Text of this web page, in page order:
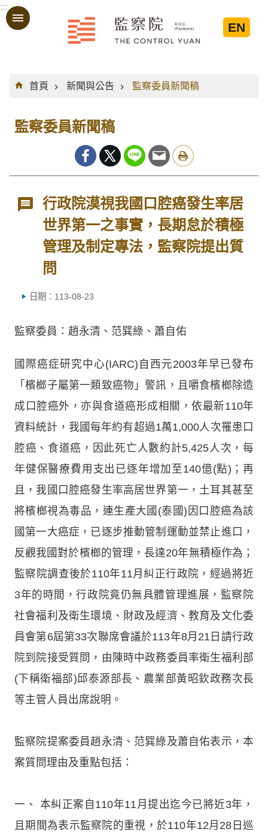
跳到主要內容區塊
:::
EN
:::
首頁
新聞與公告 監察委員新聞稿
監察委員新聞稿
行政院漠視我國口腔癌發生率居
世界第一之事實，長期怠於積極
管理及制定專法，監察院提出質
問
日期：113-08-23
監察委員：趙永清、范巽綠、蕭自佑
國際癌症研究中心(IARC)自西元2003年早已發布
「檳榔子屬第一類致癌物」警訊，且嚼食檳榔除造
成口腔癌外，亦與食道癌形成相關，依最新110年
資料統計，我國每年約有超過1萬1,000人次罹患口
腔癌、食道癌，因此死亡人數約計5,425人次，每
年健保醫療費用支出已逐年增加至140億(點)；再
且，我國口腔癌發生率高居世界第一，土耳其甚至
將檳榔視為毒品，連生產大國(泰國)因口腔癌為該
國第一大癌症，已逐步推動管制運動並禁止進口，
反觀我國對於檳榔的管理，長達20年無積極作為；
監察院調查後於110年11月糾正行政院，經過將近
3年的時間，行政院竟仍無具體管理進展，監察院
社會福利及衛生環境、財政及經濟、教育及文化委
員會第6屆第33次聯席會議於113年8月21日請行政
院到院接受質問，由陳時中政務委員率衛生福利部
(下稱衛福部)邱泰源部長、農業部黃昭欽政務次長
等主管人員出席說明。
監察院提案委員趙永清、范巽綠及蕭自佑表示，本
案質問理由及重點包括：
一、 本糾正案自110年11月提出迄今已將近3年，
且期間為表示監察院的重視，於110年12月28日巡